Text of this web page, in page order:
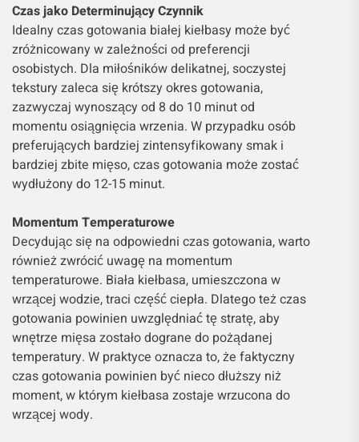
Czas jako Determinujący Czynnik
Idealny czas gotowania białej kiełbasy może być
zróżnicowany w zależności od preferencji
osobistych. Dla miłośników delikatnej, soczystej
tekstury zaleca się krótszy okres gotowania,
zazwyczaj wynoszący od 8 do 10 minut od
momentu osiągnięcia wrzenia. W przypadku osób
preferujących bardziej zintensyfikowany smak i
bardziej zbite mięso, czas gotowania może zostać
wydłużony do 12-15 minut.
Momentum Temperaturowe
Decydując się na odpowiedni czas gotowania, warto
również zwrócić uwagę na momentum
temperaturowe. Biała kiełbasa, umieszczona w
wrzącej wodzie, traci część ciepła. Dlatego też czas
gotowania powinien uwzględniać tę stratę, aby
wnętrze mięsa zostało dograne do pożądanej
temperatury. W praktyce oznacza to, że faktyczny
czas gotowania powinien być nieco dłuższy niż
moment, w którym kiełbasa zostaje wrzucona do
wrzącej wody.